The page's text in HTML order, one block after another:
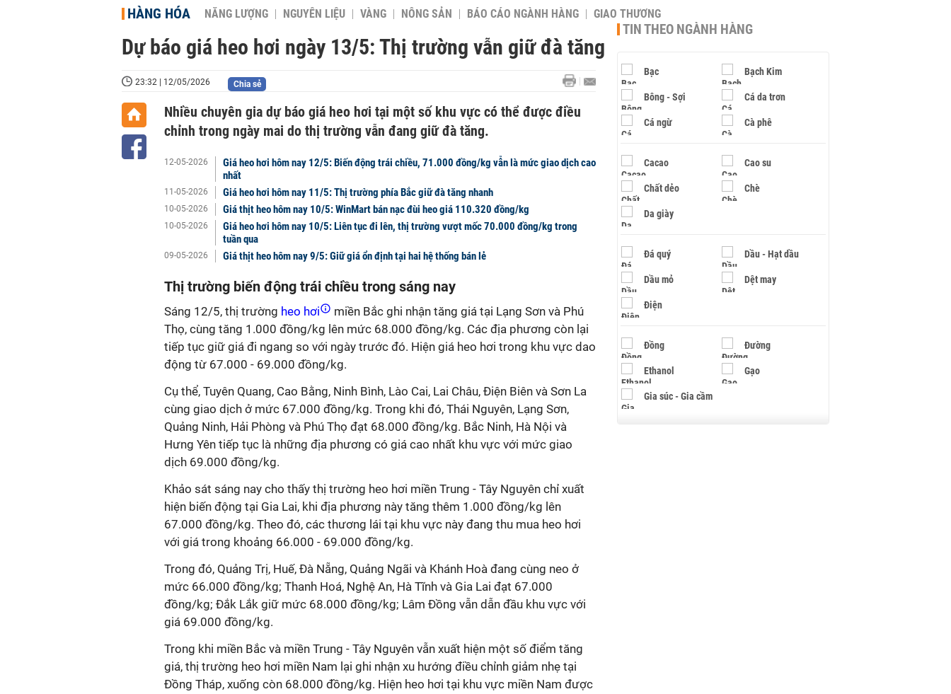
HÀNG HÓA NĂNG LƯỢNG NGUYÊN LIỆU VÀNG NÔNG SẢN BÁO CÁO NGÀNH HÀNG GIAO THƯƠNG
Dự báo giá heo hơi ngày 13/5: Thị trường vẫn giữ đà tăng
23:32 | 12/05/2026 Chia sẻ
Nhiều chuyên gia dự báo giá heo hơi tại một số khu vực có thể được điều
chỉnh trong ngày mai do thị trường vẫn đang giữ đà tăng.
12-05-2026
Giá heo hơi hôm nay 12/5: Biến động trái chiều, 71.000 đồng/kg vẫn là mức giao dịch cao
nhất
11-05-2026 Giá heo hơi hôm nay 11/5: Thị trường phía Bắc giữ đà tăng nhanh
10-05-2026 Giá thịt heo hôm nay 10/5: WinMart bán nạc đùi heo giá 110.320 đồng/kg
10-05-2026
Giá heo hơi hôm nay 10/5: Liên tục đi lên, thị trường vượt mốc 70.000 đồng/kg trong
tuần qua
09-05-2026 Giá thịt heo hôm nay 9/5: Giữ giá ổn định tại hai hệ thống bán lẻ
Thị trường biến động trái chiều trong sáng nay
Sáng 12/5, thị trường heo hơi
miền Bắc ghi nhận tăng giá tại Lạng Sơn và Phú
Thọ, cùng tăng 1.000 đồng/kg lên mức 68.000 đồng/kg. Các địa phương còn lại
tiếp tục giữ giá đi ngang so với ngày trước đó. Hiện giá heo hơi trong khu vực dao
động từ 67.000 - 69.000 đồng/kg.
Cụ thể, Tuyên Quang, Cao Bằng, Ninh Bình, Lào Cai, Lai Châu, Điện Biên và Sơn La
cùng giao dịch ở mức 67.000 đồng/kg. Trong khi đó, Thái Nguyên, Lạng Sơn,
Quảng Ninh, Hải Phòng và Phú Thọ đạt 68.000 đồng/kg. Bắc Ninh, Hà Nội và
Hưng Yên tiếp tục là những địa phương có giá cao nhất khu vực với mức giao
dịch 69.000 đồng/kg.
Khảo sát sáng nay cho thấy thị trường heo hơi miền Trung - Tây Nguyên chỉ xuất
hiện biến động tại Gia Lai, khi địa phương này tăng thêm 1.000 đồng/kg lên
67.000 đồng/kg. Theo đó, các thương lái tại khu vực này đang thu mua heo hơi
với giá trong khoảng 66.000 - 69.000 đồng/kg.
Trong đó, Quảng Trị, Huế, Đà Nẵng, Quảng Ngãi và Khánh Hoà đang cùng neo ở
mức 66.000 đồng/kg; Thanh Hoá, Nghệ An, Hà Tĩnh và Gia Lai đạt 67.000
đồng/kg; Đắk Lắk giữ mức 68.000 đồng/kg; Lâm Đồng vẫn dẫn đầu khu vực với
giá 69.000 đồng/kg.
Trong khi miền Bắc và miền Trung - Tây Nguyên vẫn xuất hiện một số điểm tăng
giá, thị trường heo hơi miền Nam lại ghi nhận xu hướng điều chỉnh giảm nhẹ tại
Đồng Tháp, xuống còn 68.000 đồng/kg. Hiện heo hơi tại khu vực miền Nam được
TIN THEO NGÀNH HÀNG
Bạc Bạch Kim
Bông - Sợi Cá da trơn
Cá ngừ Cà phê
Cacao Cao su
Chất dẻo Chè
Da giày
Đá quý Dầu - Hạt dầu
Dầu mỏ Dệt may
Điện
Đồng Đường
Ethanol Gạo
Gia súc - Gia cầm